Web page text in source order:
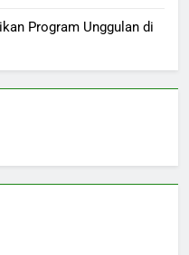
Program Unggulan di